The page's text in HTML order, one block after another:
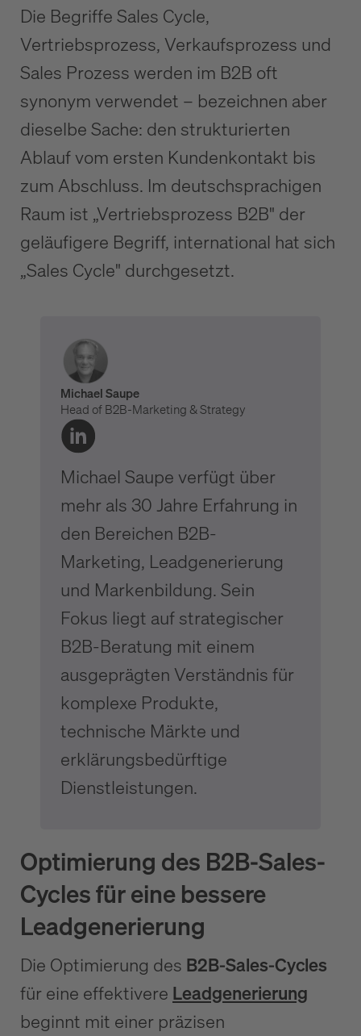
Die Begriffe Sales Cycle,
Vertriebsprozess, Verkaufsprozess und
Sales Prozess werden im B2B oft
synonym verwendet – bezeichnen aber
dieselbe Sache: den strukturierten
Ablauf vom ersten Kundenkontakt bis
zum Abschluss. Im deutschsprachigen
Raum ist „Vertriebsprozess B2B" der
geläufigere Begriff, international hat sich
„Sales Cycle" durchgesetzt.
Michael Saupe
Head of B2B-Marketing & Strategy
Michael Saupe verfügt über
mehr als 30 Jahre Erfahrung in
den Bereichen B2B-
Marketing, Leadgenerierung
und Markenbildung. Sein
Fokus liegt auf strategischer
B2B-Beratung mit einem
ausgeprägten Verständnis für
komplexe Produkte,
technische Märkte und
erklärungsbedürftige
Dienstleistungen.
Optimierung des B2B-Sales-
Cycles für eine bessere
Leadgenerierung
Die Optimierung des B2B-Sales-Cycles
für eine effektivere Leadgenerierung
beginnt mit einer präzisen